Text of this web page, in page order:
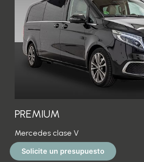
PREMIUM
Mercedes clase V
Solicite un presupuesto